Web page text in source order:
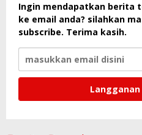
Ingin mendapatkan berita
ke email anda? silahkan
subscribe. Terima kasih.